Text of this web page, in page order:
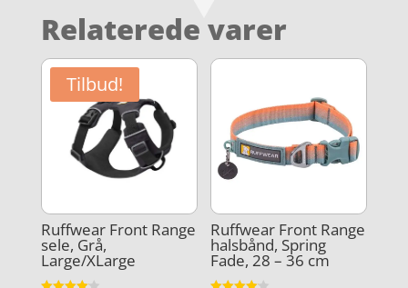
Relaterede varer
Tilbud!
Ruffwear Front Range
sele, Grå,
Large/XLarge
Ruffwear Front Range
halsbånd, Spring
Fade, 28 – 36 cm